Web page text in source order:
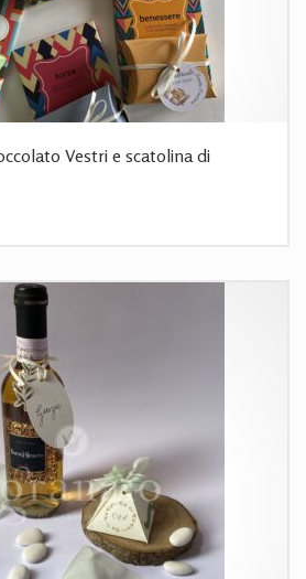
Vestri e scatolina di